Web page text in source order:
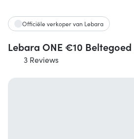
Officiële verkoper van Lebara
Lebara ONE €10 Beltegoed
3 Reviews